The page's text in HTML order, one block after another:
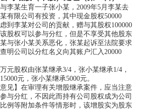
某生育一子张小某，2009年5月李某去
有限公司有投资，其中现金股权50000
到李某对公司的贡献，赠与其股权100000
股权可以参与分红，但是不享受其他股东
与张小某关系恶化，张某起诉至法院要求
明公司以分红名义向其账户汇入20000
股权由张某继承3/4，张小某继承1/4，
元，张小某继承5000元。
】在审理有关增股继承案件，应当注意
与分红，不因此而持有公司股权成为公司
例等附加条件等情形时，该增股实为股东